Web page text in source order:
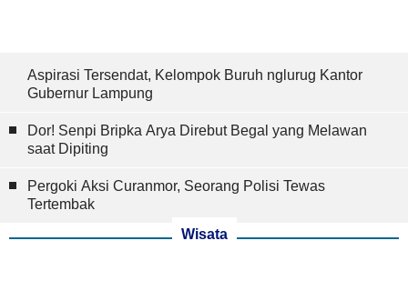
Aspirasi Tersendat, Kelompok Buruh nglurug Kantor
Gubernur Lampung
Dor! Senpi Bripka Arya Direbut Begal yang Melawan
saat Dipiting
Pergoki Aksi Curanmor, Seorang Polisi Tewas
Tertembak
Wisata